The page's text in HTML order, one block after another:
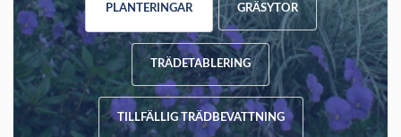
PLANTERINGAR GRÄSYTOR
TRÄDETABLERING
TILLFÄLLIG TRÄDBEVATTNING